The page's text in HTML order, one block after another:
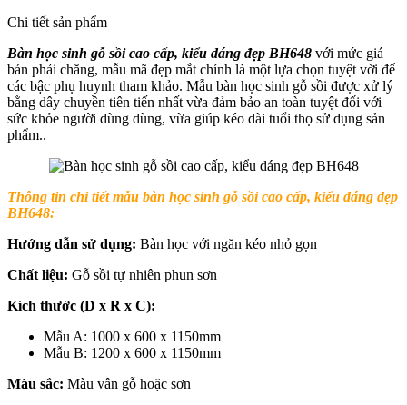
Chi tiết sản phẩm
Bàn học sinh gỗ sồi cao cấp, kiểu dáng đẹp BH648 với mức giá
bán phải chăng, mẫu mã đẹp mắt chính là một lựa chọn tuyệt vời để
các bậc phụ huynh tham khảo. Mẫu bàn học sinh gỗ sồi được xử lý
bằng dây chuyền tiên tiến nhất vừa đảm bảo an toàn tuyệt đối với
sức khỏe người dùng dùng, vừa giúp kéo dài tuổi thọ sử dụng sản
phẩm..
Thông tin chi tiết mẫu bàn học sinh gỗ sồi cao cấp, kiểu dáng đẹp
BH648:
Hướng dẫn sử dụng: Bàn học với ngăn kéo nhỏ gọn
Chất liệu: Gỗ sồi tự nhiên phun sơn
Kích thước (D x R x C):
Mẫu A: 1000 x 600 x 1150mm
Mẫu B: 1200 x 600 x 1150mm
Màu sắc: Màu vân gỗ hoặc sơn